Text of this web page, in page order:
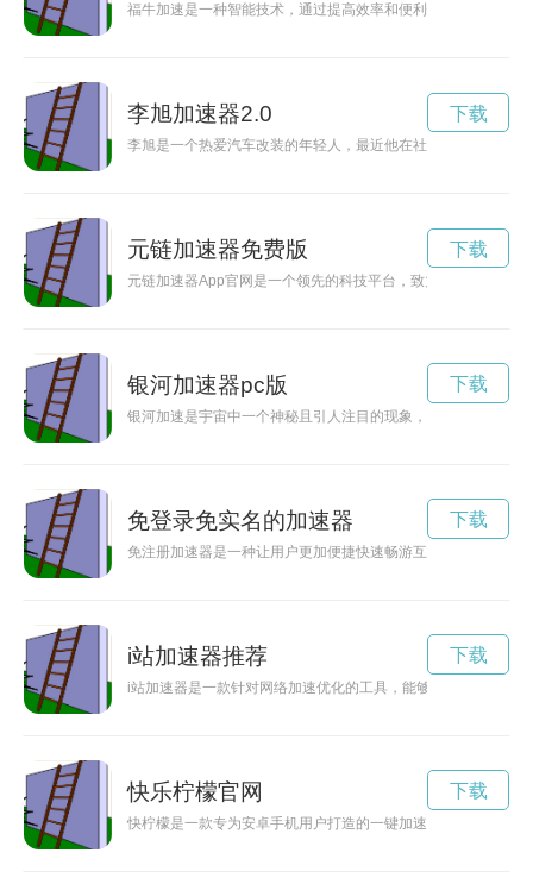
福牛加速是一种智能技术，通过提高效率和便利性，让生活变
李旭加速器2.0
李旭是一个热爱汽车改装的年轻人，最近他在社交平台上晒出
下载
元链加速器免费版
元链加速器App官网是一个领先的科技平台，致力于加速未来科
下载
银河加速器pc版
银河加速是宇宙中一个神秘且引人注目的现象，科学家们正努
下载
免登录免实名的加速器
免注册加速器是一种让用户更加便捷快速畅游互联网的工具，
下载
i站加速器推荐
i站加速器是一款针对网络加速优化的工具，能够帮助用户更快
下载
快乐柠檬官网
快柠檬是一款专为安卓手机用户打造的一键加速工具，能够有
下载